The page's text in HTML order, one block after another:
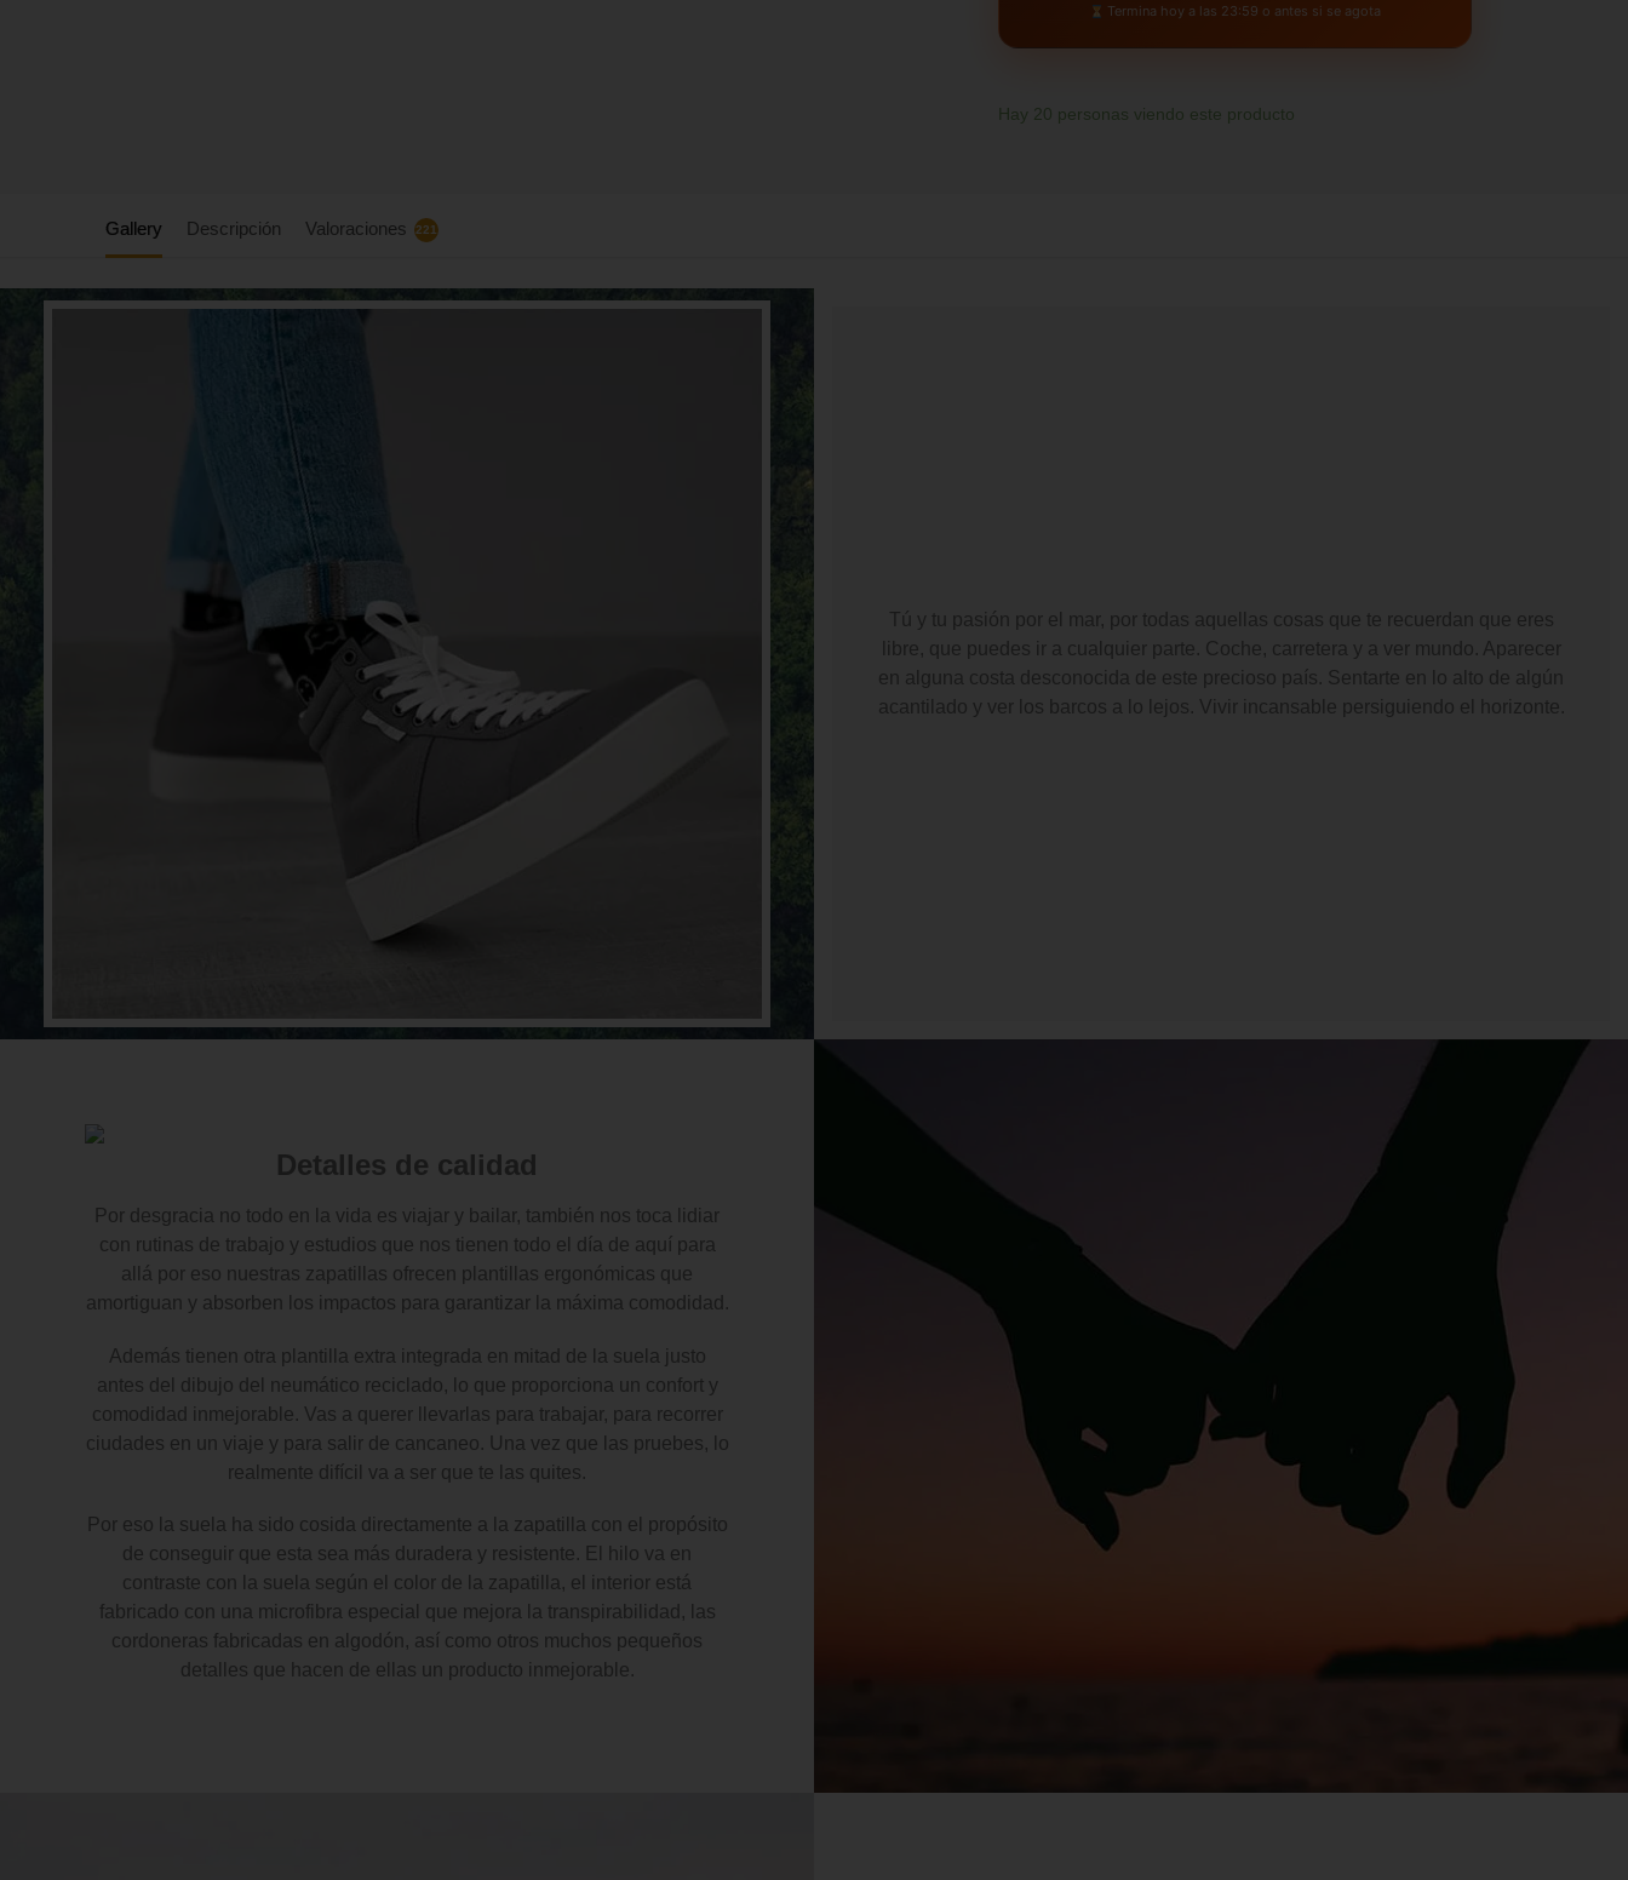
Termina hoy a las 23:59 o antes si se agota
Hay 20 personas viendo este producto
Gallery Descripción Valoraciones 221
Tú y tu pasión por el mar, por todas aquellas cosas que te recuerdan que eres
libre, que puedes ir a cualquier parte. Coche, carretera y a ver mundo. Aparecer
en alguna costa desconocida de este precioso país. Sentarte en lo alto de algún
acantilado y ver los barcos a lo lejos. Vivir incansable persiguiendo el horizonte.
Detalles de calidad
Por desgracia no todo en la vida es viajar y bailar, también nos toca lidiar
con rutinas de trabajo y estudios que nos tienen todo el día de aquí para
allá por eso nuestras zapatillas ofrecen plantillas ergonómicas que
amortiguan y absorben los impactos para garantizar la máxima comodidad.
Además tienen otra plantilla extra integrada en mitad de la suela justo
antes del dibujo del neumático reciclado, lo que proporciona un confort y
comodidad inmejorable. Vas a querer llevarlas para trabajar, para recorrer
ciudades en un viaje y para salir de cancaneo. Una vez que las pruebes, lo
realmente difícil va a ser que te las quites.
Por eso la suela ha sido cosida directamente a la zapatilla con el propósito
de conseguir que esta sea más duradera y resistente. El hilo va en
contraste con la suela según el color de la zapatilla, el interior está
fabricado con una microfibra especial que mejora la transpirabilidad, las
cordoneras fabricadas en algodón, así como otros muchos pequeños
detalles que hacen de ellas un producto inmejorable.